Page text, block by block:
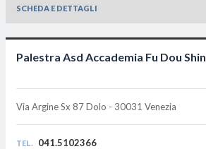
SCHEDA E DETTAGLI
Palestra Asd Accademia Fu Dou Shin
Via Argine Sx 87 Dolo - 30031 Venezia
TEL. 041.5102366